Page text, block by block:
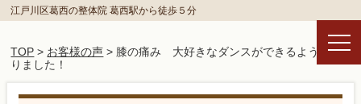
江戸川区葛西の整体院 葛西駅から徒歩５分
TOP > お客様の声 > 膝の痛み 大好きなダンスができるようにな
りました！